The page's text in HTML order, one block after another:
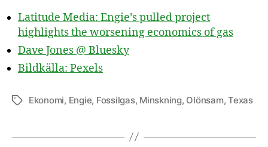
Latitude Media: Engie’s pulled project
highlights the worsening economics of gas
Dave Jones @ Bluesky
Bildkälla: Pexels
Etiketter
Ekonomi, Engie, Fossilgas, Minskning, Olönsam,Texas